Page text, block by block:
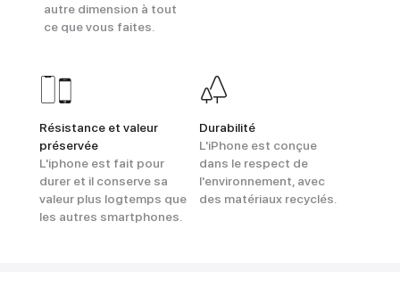
autre dimension à tout
ce que vous faites.
Résistance et valeur
préservée
L'iphone est fait pour
durer et il conserve sa
valeur plus logtemps que
les autres smartphones.
Durabilité
L'iPhone est conçue
dans le respect de
l'environnement, avec
des matériaux recyclés.